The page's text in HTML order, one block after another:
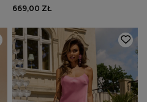
669,00 ZŁ